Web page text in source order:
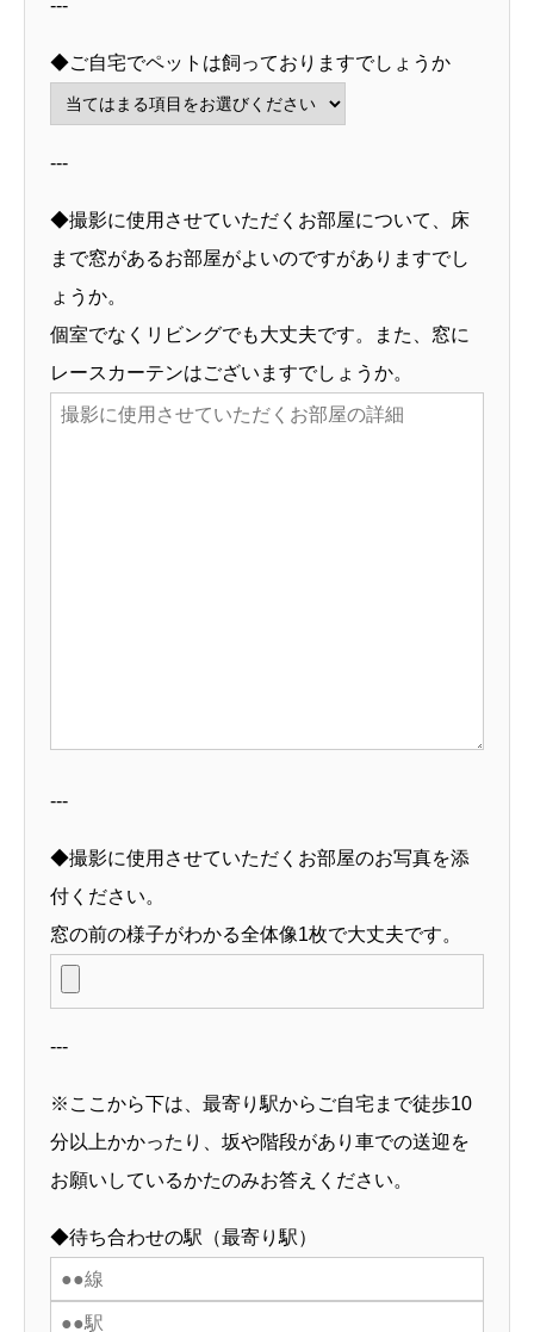
---
◆ご自宅でペットは飼っておりますでしょうか
---
◆撮影に使用させていただくお部屋について、床
まで窓があるお部屋がよいのですがありますでし
ょうか。
個室でなくリビングでも大丈夫です。また、窓に
レースカーテンはございますでしょうか。
---
◆撮影に使用させていただくお部屋のお写真を添
付ください。
窓の前の様子がわかる全体像1枚で大丈夫です。
---
※ここから下は、最寄り駅からご自宅まで徒歩10
分以上かかったり、坂や階段があり車での送迎を
お願いしているかたのみお答えください。
◆待ち合わせの駅（最寄り駅）